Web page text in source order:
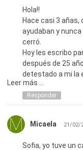
Hola!!
Hace casi 3
ayudaban y
cerró.
Hoy les escribo
después de 25
detestado a mi la
perejil y parte del
He leído mucho
nunca. Yo ya no
nadie orienta a
Tenemos visita al
Leer más ...
Responder
Micaela 21/02/
Sofia, yo tuve un